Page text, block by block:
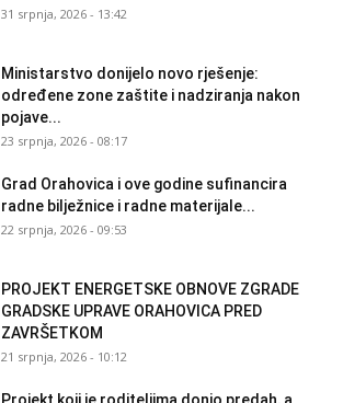
31 srpnja, 2026 - 13:42
Ministarstvo donijelo novo rješenje:
određene zone zaštite i nadziranja nakon
pojave...
23 srpnja, 2026 - 08:17
Grad Orahovica i ove godine sufinancira
radne bilježnice i radne materijale...
22 srpnja, 2026 - 09:53
PROJEKT ENERGETSKE OBNOVE ZGRADE
GRADSKE UPRAVE ORAHOVICA PRED
ZAVRŠETKOM
21 srpnja, 2026 - 10:12